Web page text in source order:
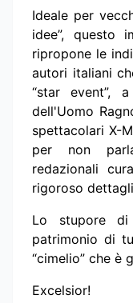
Ideale per
idee”, questo
ripropone le
autori italiani
“star event”,
dell'Uomo
spettacolari X-
per non
redazionali
rigoroso
Lo stupore
patrimonio di
“cimelio” che è
Excelsior!